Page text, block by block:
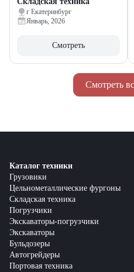
Смотреть
г Екатеринбург
Январь, 2026
Смотреть
Каталог техники
Грузовики
Цельнометаллические фургоны
Складская техника
Погрузчики
Экскаваторы-погрузчики
Экскаваторы
Бульдозеры
Автогрейдеры
Портовая техника